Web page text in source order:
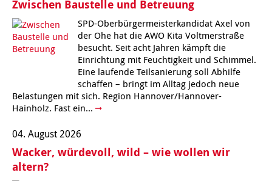
Kindertagesstätte Johannes-Lau-Hof
Kindertagesstätte Klaus-Müller-Kilian-Weg /
“Mäuseburg” / Familienzentrum
Kindertagesstätte König-Ludwig-Straße
Kindertagesstätte Langes Feld “Deisterspatzen”
Kindertagesstätte Moorlilienweg /
Familienzentrum
Kindertagesstätte Petermannstraße /
Kindertagesstätte Herbartstraße
Kindertagesstätte Hiltrud-Grote-Weg
Kindertagesstätte Ibykusweg / Familienzentrum
Kindertagesstätte Johannes-Lau-Hof
Kindertagesstätte Kapellenbrink /
Familienzentrum
Kindertagesstätte Klaus-Müller-Kilian-Weg /
Zwischen Baustelle und Betreuung
SPD-Oberbürgermeisterkandidat Axel von
der Ohe hat die AWO Kita Voltmerstraße
besucht. Seit acht Jahren kämpft die
Einrichtung mit Feuchtigkeit und Schimmel.
Eine laufende Teilsanierung soll Abhilfe
schaffen – bringt im Alltag jedoch neue
Belastungen mit sich. Region Hannover/Hannover-
Hainholz. Fast ein...
04. August 2026
Wacker, würdevoll, wild – wie wollen wir
altern?